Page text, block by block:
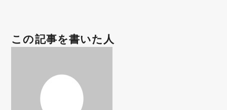
この記事を書いた人